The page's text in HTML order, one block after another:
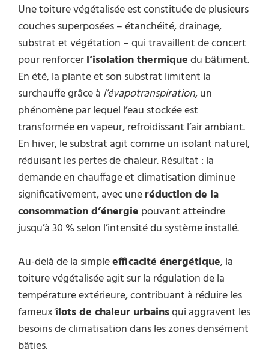
Une toiture végétalisée est constituée de plusieurs
couches superposées – étanchéité, drainage,
substrat et végétation – qui travaillent de concert
pour renforcerl’isolation thermiquedu bâtiment.
En été, la plante et son substrat limitent la
surchauffe grâce à l’évapotranspiration, un
phénomène par lequel l’eau stockée est
transformée en vapeur, refroidissant l’air ambiant.
En hiver, le substrat agit comme un isolant naturel,
réduisant les pertes de chaleur. Résultat : la
demande en chauffage et climatisation diminue
significativement, avec uneréduction de la
consommation d’énergie pouvant atteindre
jusqu’à 30 % selon l’intensité du système installé.
Au-delà de la simpleefficacité énergétique, la
toiture végétalisée agit sur la régulation de la
température extérieure, contribuant à réduire les
fameuxîlots de chaleur urbainsqui aggravent les
besoins de climatisation dans les zones densément
bâties.